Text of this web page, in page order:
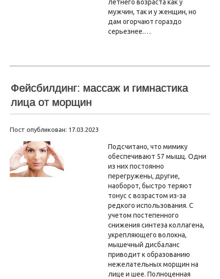
летнего возраста как у
мужчин, так и у женщин, но
дам огорчают гораздо
серьезнее.…
Фейсбилдинг: массаж и гимнастика
лица от морщин
Пост опубликован: 17.03.2023
Подсчитано, что мимику
обеспечивают 57 мышц. Одни
из них постоянно
перегружены, другие,
наоборот, быстро теряют
тонус с возрастом из-за
редкого использования. С
учетом постепенного
снижения синтеза коллагена,
укрепляющего волокна,
мышечный дисбаланс
приводит к образованию
нежелательных морщин на
лице и шее. Полноценная